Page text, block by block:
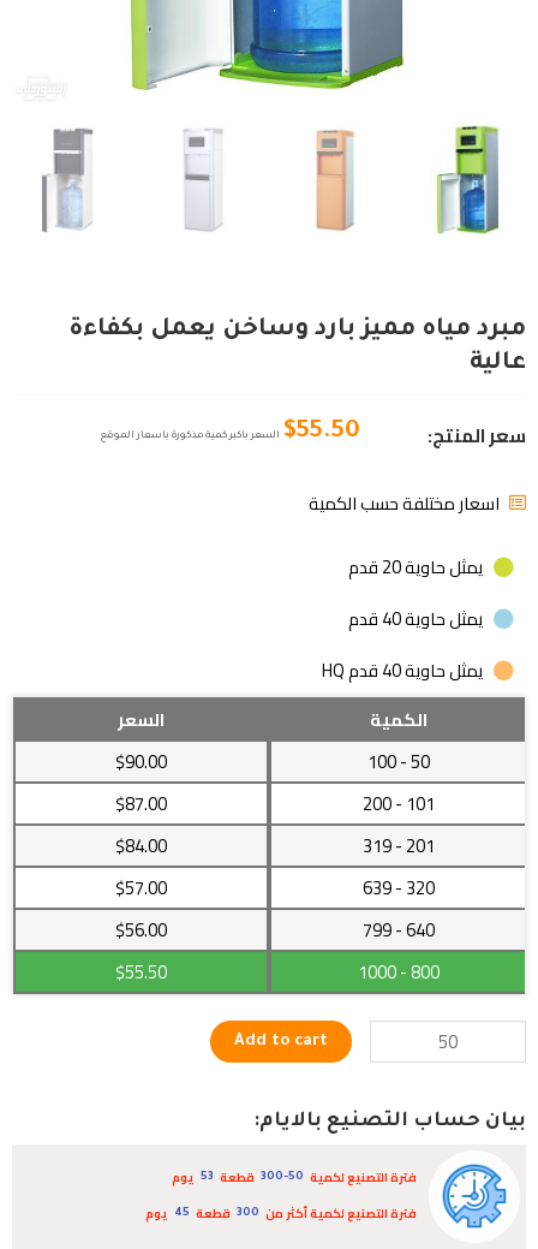
مبرد مياه مميز بارد وساخن يعمل بكفاءة
عالية
سعر المنتج: $55.50 السعر باكبر كمية مذكورة باسعار الموقع
اسعار مختلفة حسب الكمية
يمثل حاوية 20 قدم
يمثل حاوية 40 قدم
يمثل حاوية 40 قدم HQ
الكمية
السعر
50
- 100
$90.00
101
- 200
$87.00
201
- 319
$84.00
320
- 639
$57.00
640
- 799
$56.00
800
- 1000
$55.50
مبرد
مياه
بارد
وساخن
بكفاءة
عالية
Add to cart
بيان حساب التصنيع بالايام:
فترة التصنيع لكمية 300-50 قطعة 53
يوم
فترة التصنيع لكمية أكثر من
300 قطعة 45 يوم